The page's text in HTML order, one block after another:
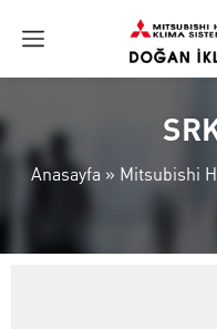
Anasayfa » Mitsubishi